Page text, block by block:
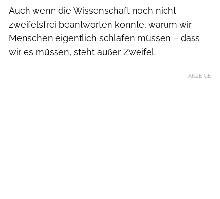
Auch wenn die Wissenschaft noch nicht
zweifelsfrei beantworten konnte, warum wir
Menschen eigentlich schlafen müssen – dass
wir es müssen, steht außer Zweifel.
ANZEIGE